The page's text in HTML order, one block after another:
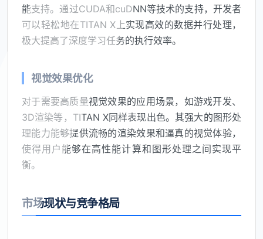
能支持。通过CUDA和cuDNN等技术的支持，开发者
可以轻松地在TITAN X上实现高效的数据并行处理，
极大提高了深度学习任务的执行效率。
视觉效果优化
对于需要高质量视觉效果的应用场景，如游戏开发、
3D渲染等，TITAN X同样表现出色。其强大的图形处
理能力能够提供流畅的渲染效果和逼真的视觉体验，
使得用户能够在高性能计算和图形处理之间实现平
衡。
市场现状与竞争格局